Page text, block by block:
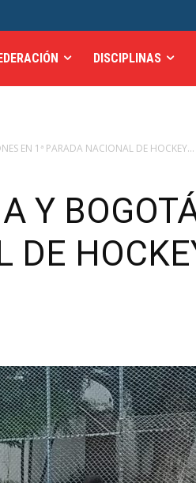
DISCIPLINAS
EN 1ª PARADA NACIONAL DE HOCKEY...
Y
DE